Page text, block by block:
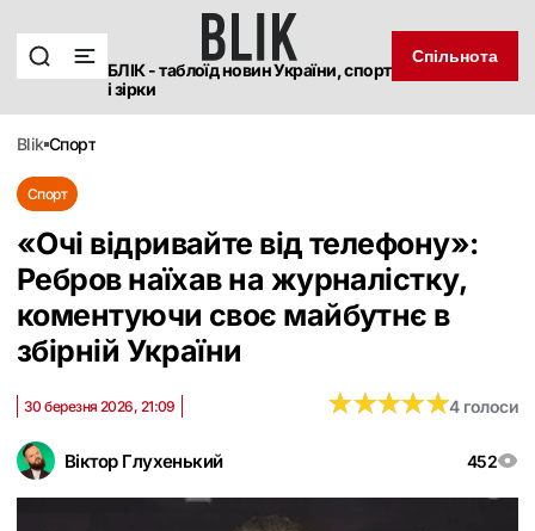
БЛІК - таблоїд новин України, спорт
і зірки
Спільнота
blik спорт
Спорт
«Очі відривайте від телефону»:
Ребров наїхав на журналістку,
коментуючи своє майбутнє в
збірній України
Віктор Глухенький 452
30 березня 2026, 21:09 ★★★★★
★★★★★4 голоси